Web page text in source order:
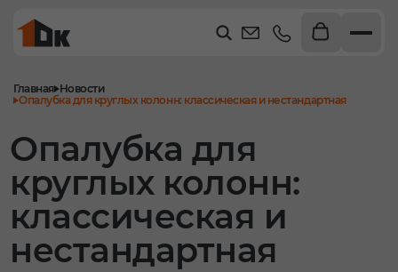
Опалубка для
круглых колонн:
классическая и
нестандартная
Главная Новости
Опалубка для круглых колонн: классическая и нестандартная